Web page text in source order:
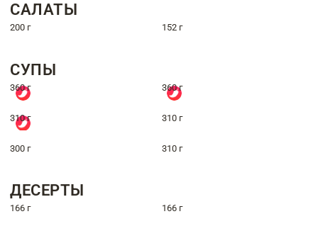
САЛАТЫ
200 г 152 г
СУПЫ
360 г 360 г
310 г 310 г
300 г 310 г
ДЕСЕРТЫ
166 г 166 г